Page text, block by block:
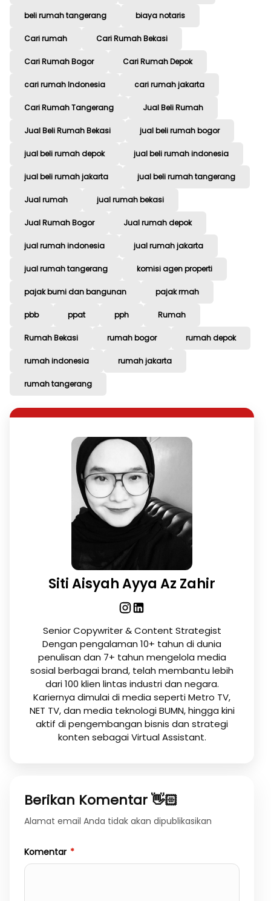
beli rumah tangerang biaya notaris
Cari rumah Cari Rumah Bekasi
Cari Rumah Bogor Cari Rumah Depok
cari rumah Indonesia cari rumah jakarta
Cari Rumah Tangerang Jual Beli Rumah
Jual Beli Rumah Bekasi jual beli rumah bogor
jual beli rumah depok jual beli rumah indonesia
jual beli rumah jakarta jual beli rumah tangerang
Jual rumah jual rumah bekasi
Jual Rumah Bogor Jual rumah depok
jual rumah indonesia jual rumah jakarta
jual rumah tangerang komisi agen properti
pajak bumi dan bangunan pajak rmah
pbb ppat pph Rumah
Rumah Bekasi rumah bogor rumah depok
rumah indonesia rumah jakarta
rumah tangerang
Siti Aisyah Ayya Az Zahir
Senior Copywriter & Content Strategist
Dengan pengalaman 10+ tahun di dunia
penulisan dan 7+ tahun mengelola media
sosial berbagai brand, telah membantu lebih
dari 100 klien lintas industri dan negara.
Kariernya dimulai di media seperti Metro TV,
NET TV, dan media teknologi BUMN, hingga kini
aktif di pengembangan bisnis dan strategi
konten sebagai Virtual Assistant.
Berikan Komentar 👋🏻
Alamat email Anda tidak akan dipublikasikan
Komentar *